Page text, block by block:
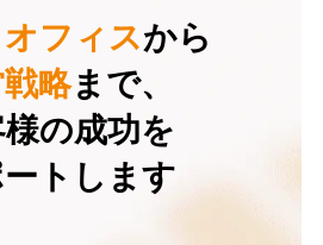
フィスから
略まで、
の成功を
トします